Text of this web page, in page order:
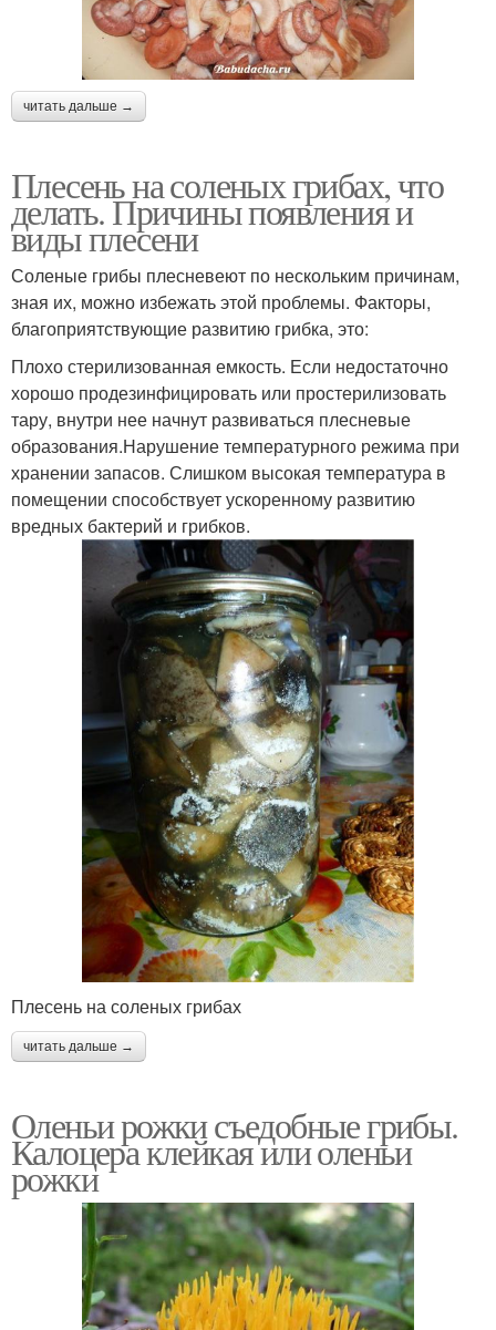
читать дальше →
Плесень на соленых грибах, что
делать. Причины появления и
виды плесени
Соленые грибы плесневеют по нескольким причинам,
зная их, можно избежать этой проблемы. Факторы,
благоприятствующие развитию грибка, это:
Плохо стерилизованная емкость. Если недостаточно
хорошо продезинфицировать или простерилизовать
тару, внутри нее начнут развиваться плесневые
образования.Нарушение температурного режима при
хранении запасов. Слишком высокая температура в
помещении способствует ускоренному развитию
вредных бактерий и грибков.
Плесень на соленых грибах
читать дальше →
Оленьи рожки съедобные грибы.
Калоцера клейкая или оленьи
рожки